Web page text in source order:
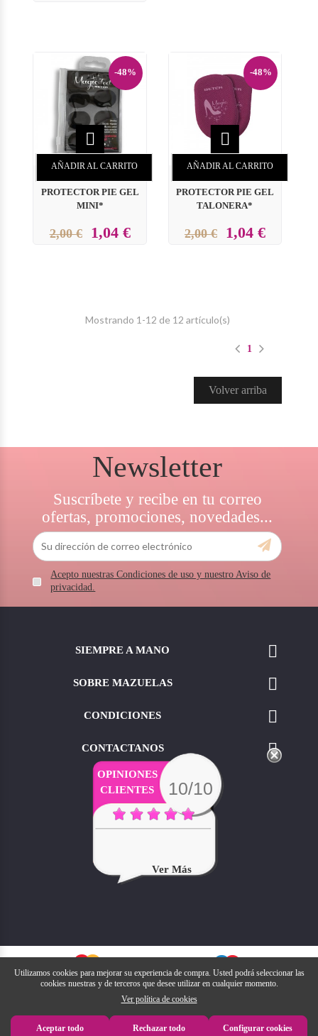
-48%

AÑADIR AL CARRITO
PROTECTOR PIE GEL
MINI*
2,00 € 1,04 €
-48%

AÑADIR AL CARRITO
PROTECTOR PIE GEL
TALONERA*
2,00 € 1,04 €
Mostrando 1-12 de 12 artículo(s)
1
Volver arriba
Newsletter
Suscríbete y recibe en tu correo
ofertas, promociones, novedades...
Acepto nuestras Condiciones de uso y nuestro Aviso de
privacidad.
SIEMPRE A MANO 
SOBRE MAZUELAS 
CONDICIONES 
CONTACTANOS 
OPINIONES
CLIENTES
10/10
Ver Más
Utilizamos cookies para mejorar su experiencia de compra. Usted podrá seleccionar las
cookies nuestras y de terceros que desee utilizar en cualquier momento.
Ver política de cookies
Aceptar todo Rechazar todo Configurar cookies